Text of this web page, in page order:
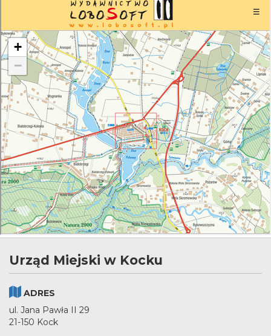
Urząd Miejski w Kocku
ADRES
ul. Jana Pawła II 29
21-150 Kock